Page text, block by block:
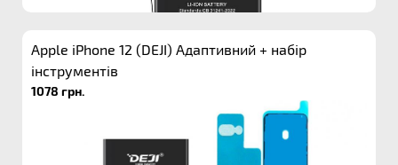
Apple iPhone 12 (DEJI) Адаптивний + набір
інструментів
1078 грн.